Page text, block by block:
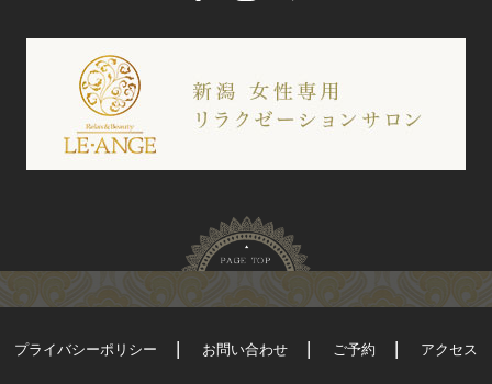
プライバシーポリシー お問い合わせ ご予約 アクセス